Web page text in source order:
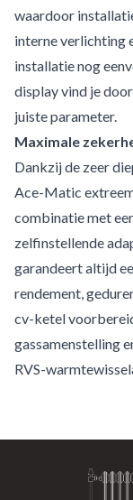
waardoor
interne verlichting
installatie nog
display vind je
juiste parameter.
Maximale
Dankzij de zeer
Ace-Matic
combinatie met
zelfinstellende
garandeert altijd
rendement,
cv-ketel
gassamenstelling
RVS-